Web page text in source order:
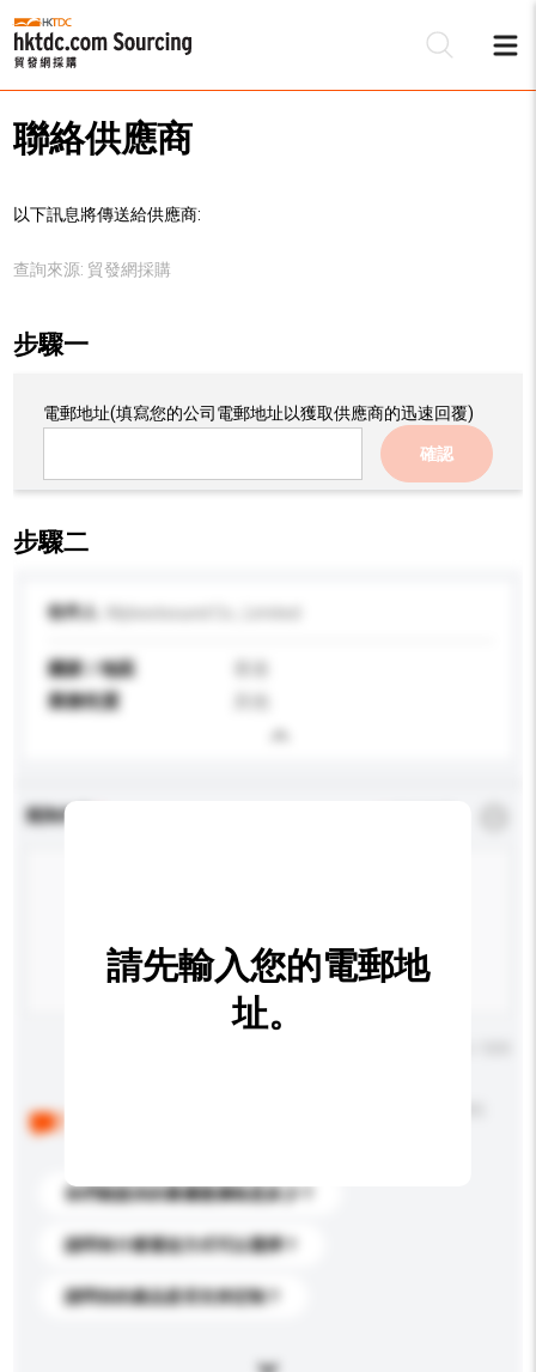
聯絡供應商
以下訊息將傳送給供應商:
查詢來源: 貿發網採購
步驟一
電郵地址(填寫您的公司電郵地址以獲取供應商的迅速回覆)
確認
步驟二
收件人
國家 / 地區
業務性質
查詢內容
你們能提供的最優惠價格是多少？
請問有什麼運送方式可以選擇？
請問你的產品是否支持定制？
請先輸入您的電郵地
址。